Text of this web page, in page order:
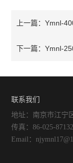
上一篇：Ymnl-
下一篇：Ymnl-
联系我们
地址：南京市江宁
传真：86-025-
Email：